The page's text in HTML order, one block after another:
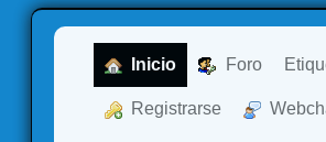
Inicio Foro
Registrarse